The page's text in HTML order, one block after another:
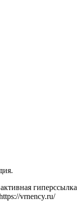
гиперссылка
vrnency.ru/